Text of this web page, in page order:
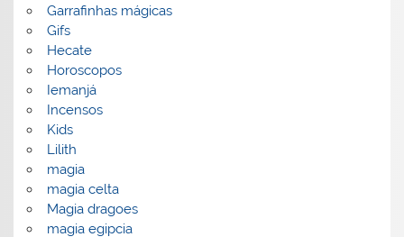
Garrafinhas mágicas
Gifs
Hecate
Horoscopos
Iemanjá
Incensos
Kids
Lilith
magia
magia celta
Magia dragoes
magia egipcia